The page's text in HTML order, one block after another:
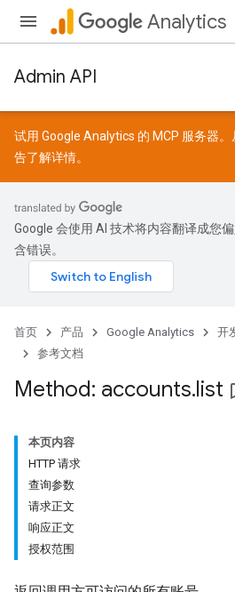
Analytics
Admin API
试用 Google Analytics 的 MCP 服务器。
告了解详情。
Google 会使用 AI 技术将内容翻译成您
含错误。
首页 产品 Google Analytics 开
参考文档
Method: accounts.list
本页内容
HTTP 请求
查询参数
请求正文
响应正文
授权范围